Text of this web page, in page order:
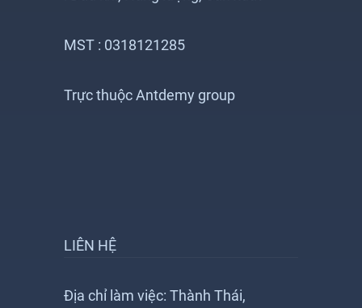
MST : 0318121285
Trực thuộc Antdemy group
LIÊN HỆ
Địa chỉ làm việc: Thành Thái,